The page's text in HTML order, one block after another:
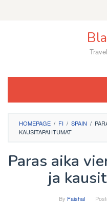
HOMEPAGE / FI / SPAIN /
KAUSITAPAHTUMAT
Paras aika
ja
By Faishal